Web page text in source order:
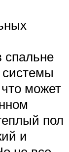
спальне
системы
может
пол
и